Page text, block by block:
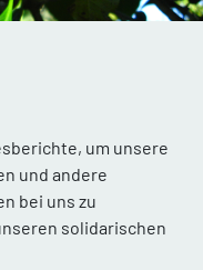
um unsere
und andere
bei uns zu
solidarischen